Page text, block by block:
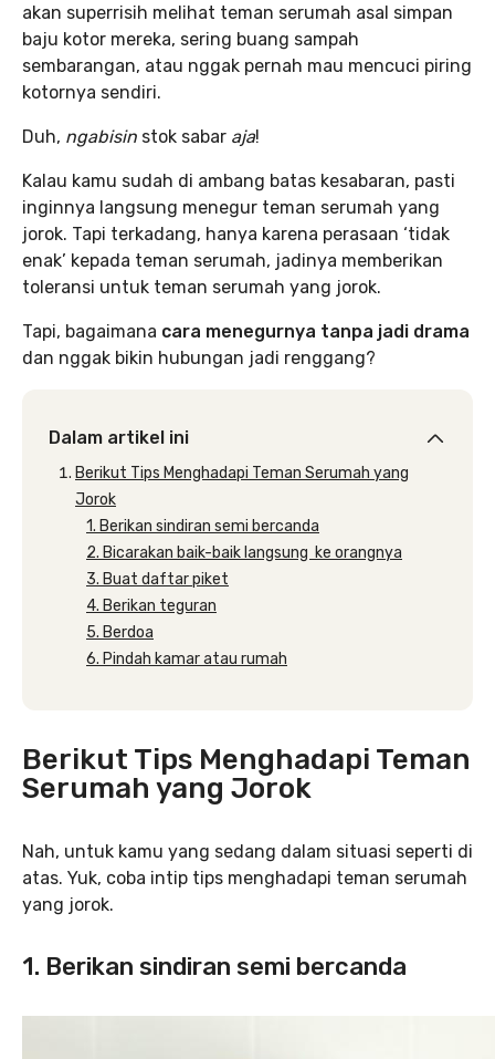
akan superrisih melihat teman serumah asal simpan
baju kotor mereka, sering buang sampah
sembarangan, atau nggak pernah mau mencuci piring
kotornya sendiri.
Duh, ngabisin stok sabar aja!
Kalau kamu sudah di ambang batas kesabaran, pasti
inginnya langsung menegur teman serumah yang
jorok. Tapi terkadang, hanya karena perasaan ‘tidak
enak’ kepada teman serumah, jadinya memberikan
toleransi untuk teman serumah yang jorok.
Tapi, bagaimana cara menegurnya tanpa jadi drama
dan nggak bikin hubungan jadi renggang?
Dalam artikel ini
Berikut Tips Menghadapi Teman Serumah yang
Jorok
1. Berikan sindiran semi bercanda
2. Bicarakan baik-baik langsung ke orangnya
3. Buat daftar piket
4. Berikan teguran
5. Berdoa
6. Pindah kamar atau rumah
Berikut Tips Menghadapi Teman
Serumah yang Jorok
Nah, untuk kamu yang sedang dalam situasi seperti di
atas. Yuk, coba intip tips menghadapi teman serumah
yang jorok.
1. Berikan sindiran semi bercanda